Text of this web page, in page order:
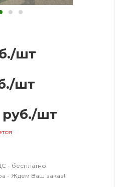
/шт
/шт
руб./шт
- бесплатно
- Ждем Ваш заказ!